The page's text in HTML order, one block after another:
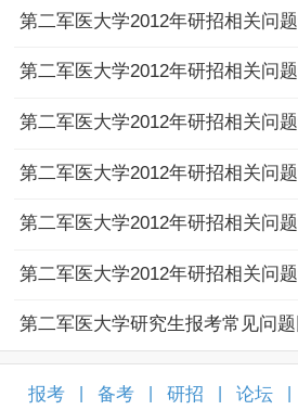
第二军医大学2012年研招相关问题
第二军医大学2012年研招相关问题
第二军医大学2012年研招相关问题
第二军医大学2012年研招相关问题
第二军医大学2012年研招相关问题
第二军医大学2012年研招相关问题
第二军医大学研究生报考常见问
报考 备考 研招 论坛